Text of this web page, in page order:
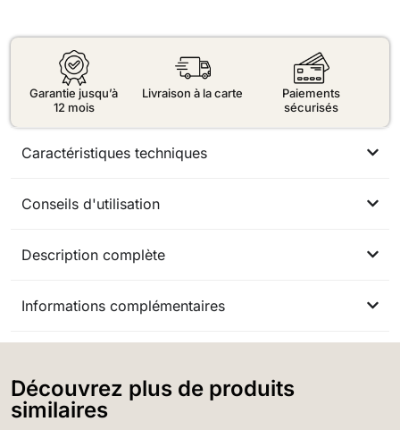
Garantie jusqu’à
12 mois
Livraison à la carte
Paiements
sécurisés
Caractéristiques techniques
Conseils d'utilisation
Description complète
Informations complémentaires
Découvrez plus de produits
similaires